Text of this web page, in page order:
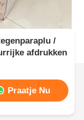
/
afdrukken
Praatje Nu